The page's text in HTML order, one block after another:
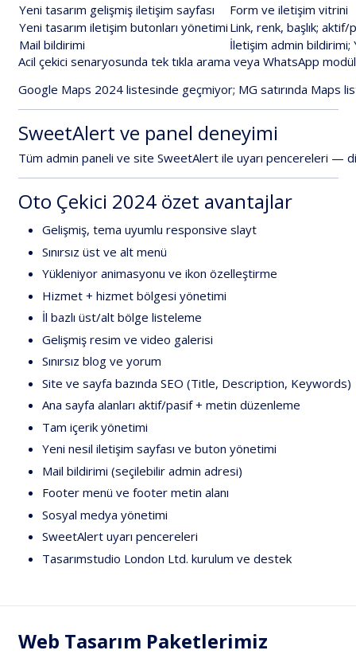
Yeni tasarım gelişmiş iletişim sayfası Form ve iletişim vitrini
Yeni tasarım iletişim butonları yönetimi Link, renk, başlık; aktif/
Mail bildirimi İletişim admin bildirimi;
Acil çekici senaryosunda tek tıkla arama veya WhatsApp
Google Maps 2024 listesinde geçmiyor; MG satırında Maps
SweetAlert ve panel deneyimi
Tüm admin paneli ve site SweetAlert ile uyarı pencereleri —
Oto Çekici 2024 özet avantajlar
Gelişmiş, tema uyumlu responsive slayt
Sınırsız üst ve alt menü
Yükleniyor animasyonu ve ikon özelleştirme
Hizmet + hizmet bölgesi yönetimi
İl bazlı üst/alt bölge listeleme
Gelişmiş resim ve video galerisi
Sınırsız blog ve yorum
Site ve sayfa bazında SEO (Title, Description, Keywords)
Ana sayfa alanları aktif/pasif + metin düzenleme
Tam içerik yönetimi
Yeni nesil iletişim sayfası ve buton yönetimi
Mail bildirimi (seçilebilir admin adresi)
Footer menü ve footer metin alanı
Sosyal medya yönetimi
SweetAlert uyarı pencereleri
Tasarımstudio London Ltd. kurulum ve destek
Web Tasarım Paketlerimiz